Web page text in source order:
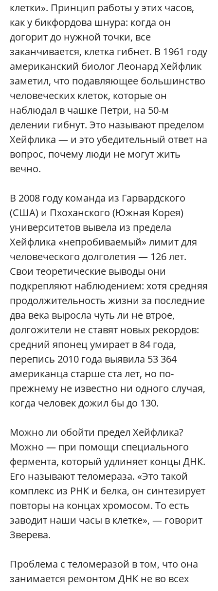
клетки». Принцип работы у этих часов,
как у бикфордова шнура: когда он
догорит до нужной точки, все
заканчивается, клетка гибнет. В 1961 году
американский биолог Леонард Хейфлик
заметил, что подавляющее большинство
человеческих клеток, которые он
наблюдал в чашке Петри, на 50-м
делении гибнут. Это называют пределом
Хейфлика — и это убедительный ответ на
вопрос, почему люди не могут жить
вечно.
В 2008 году команда из Гарвардского
(США) и Пхоханского (Южная Корея)
университетов вывела из предела
Хейфлика «непробиваемый» лимит для
человеческого долголетия — 126 лет.
Свои теоретические выводы они
подкрепляют наблюдением: хотя средняя
продолжительность жизни за последние
два века выросла чуть ли не втрое,
долгожители не ставят новых рекордов:
средний японец умирает в 84 года,
перепись 2010 года выявила 53 364
американца старше ста лет, но по-
прежнему не известно ни одного случая,
когда человек дожил бы до 130.
Можно ли обойти предел Хейфлика?
Можно — при помощи специального
фермента, который удлиняет концы ДНК.
Его называют теломераза. «Это такой
комплекс из РНК и белка, он синтезирует
повторы на концах хромосом. То есть
заводит наши часы в клетке», — говорит
Зверева.
Проблема с теломеразой в том, что она
занимается ремонтом ДНК не во всех